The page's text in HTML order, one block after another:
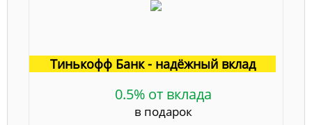
Тинькофф Банк - надёжный вклад
0.5% от вклада
в подарок